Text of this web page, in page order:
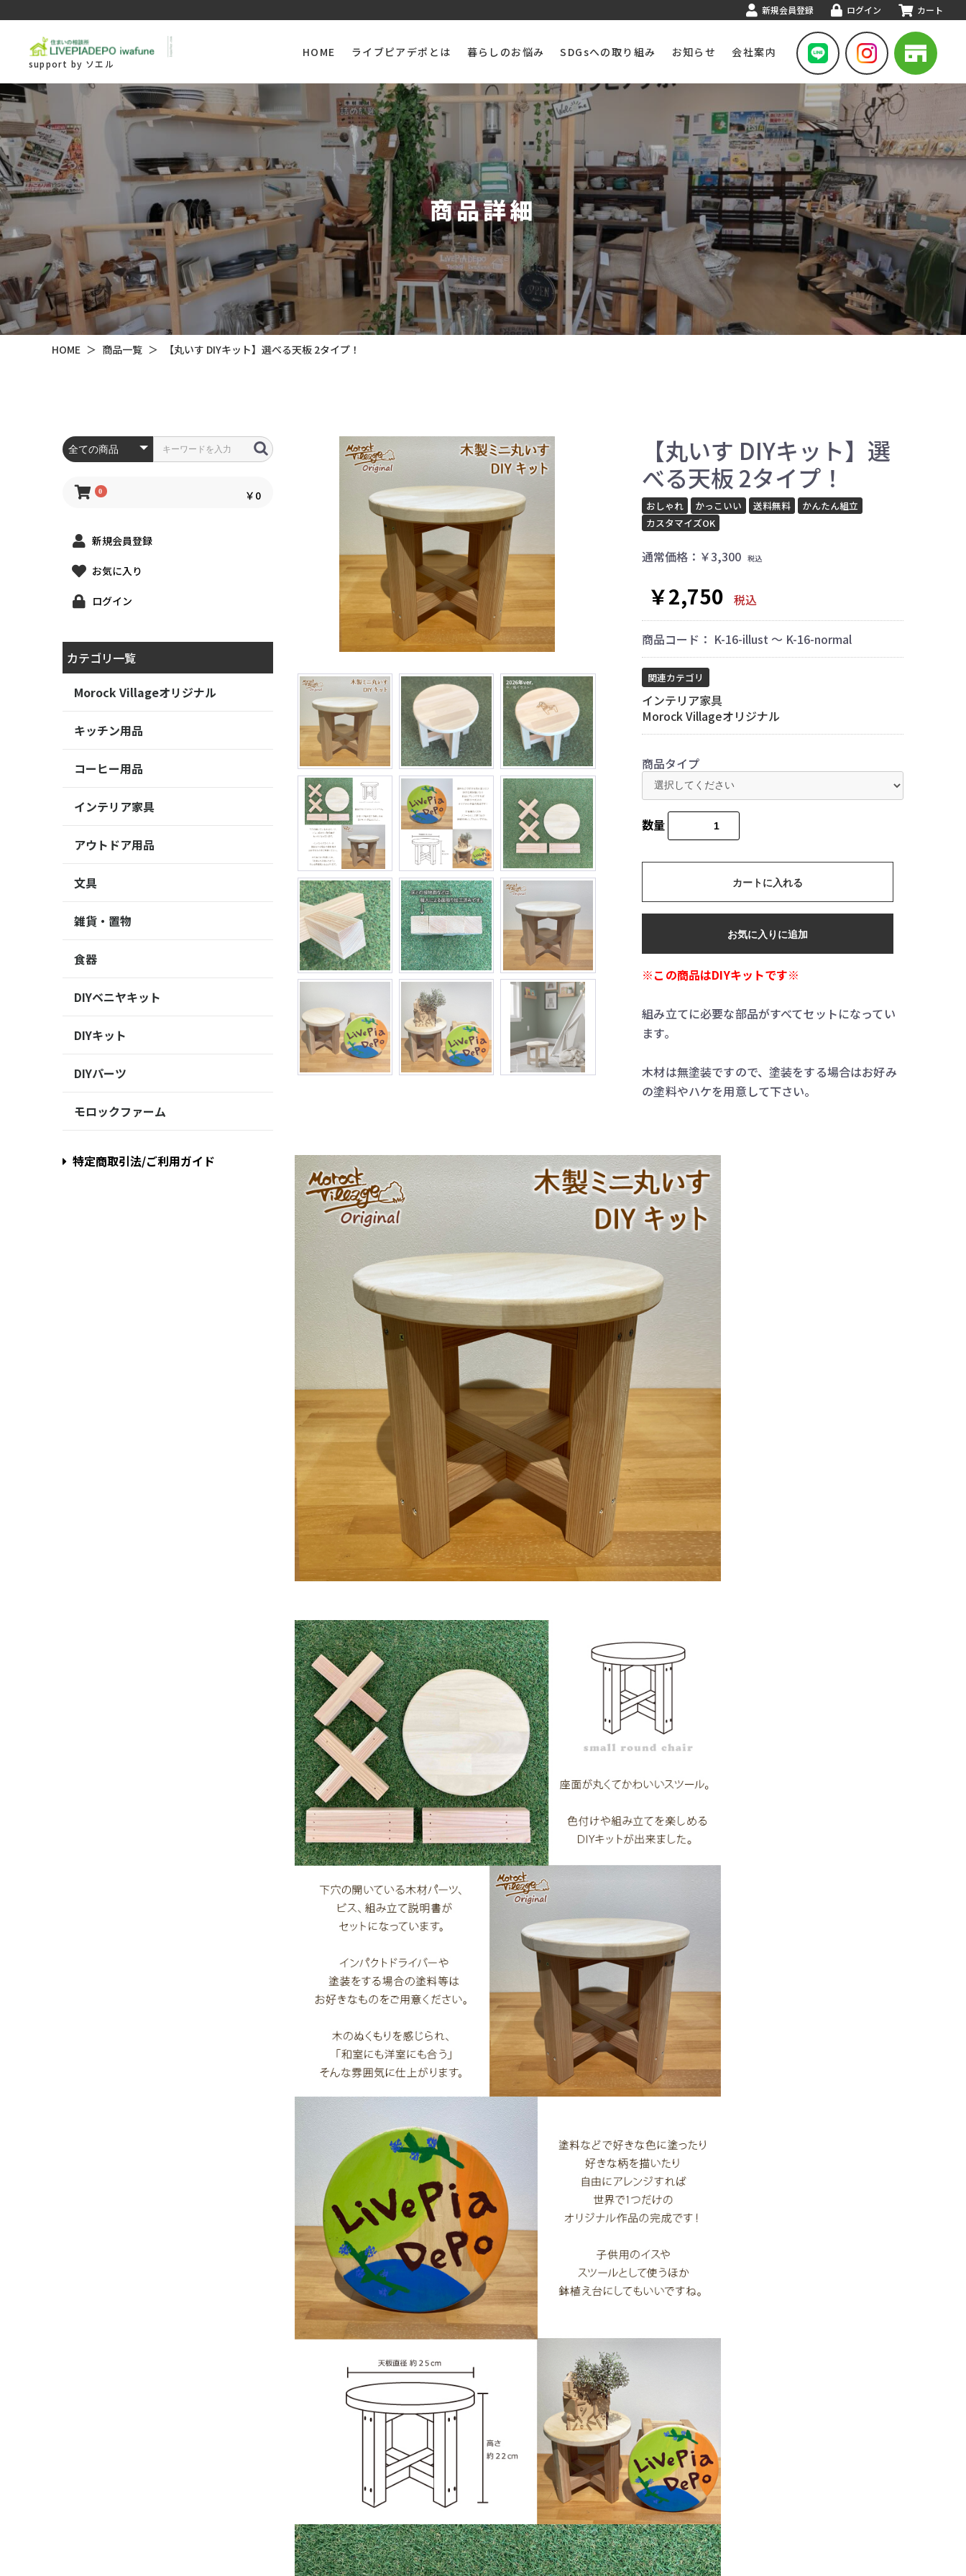
新規会員登録 ログイン カート
support by ソエル
HOME ライブピアデポとは 暮らしのお悩み SDGsへの取り組み お知らせ 会社案内
商品詳細
HOME ＞ 商品一覧 ＞ 【丸いす DIYキット】選べる天板 2タイプ！
0 ￥0
新規会員登録
お気に入り
ログイン
カテゴリ一覧
Morock Villageオリジナル
キッチン用品
コーヒー用品
インテリア家具
アウトドア用品
文具
雑貨・置物
食器
DIYベニヤキット
DIYキット
DIYパーツ
モロックファーム
特定商取引法/ご利用ガイド
【丸いす DIYキット】選
べる天板 2タイプ！
おしゃれ かっこいい 送料無料
かんたん組立
カスタマイズOK
通常価格： ￥3,300 税込
￥2,750 税込
商品コード： K-16-illust ～ K-16-normal
関連カテゴリ
インテリア家具
Morock Villageオリジナル
商品タイプ
数量
カートに入れる
お気に入りに追加
※この商品はDIYキットです※
組み立てに必要な部品がすべてセットになってい
ます。
木材は無塗装ですので、塗装をする場合はお好み
の塗料やハケを用意して下さい。